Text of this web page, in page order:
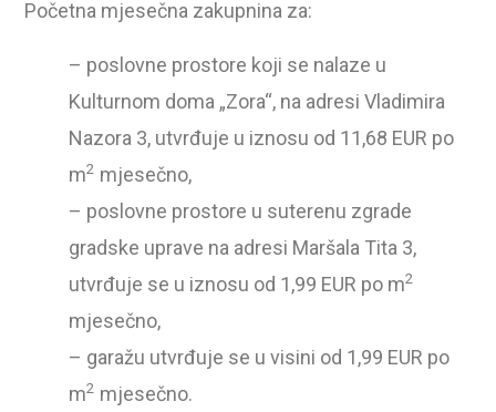
Početna mjesečna zakupnina za:
– poslovne prostore koji se nalaze u
Kulturnom doma „Zora“, na adresi Vladimira
Nazora 3, utvrđuje u iznosu od 11,68 EUR po
m2 mjesečno,
– poslovne prostore u suterenu zgrade
gradske uprave na adresi Maršala Tita 3,
utvrđuje se u iznosu od 1,99 EUR po m2
mjesečno,
– garažu utvrđuje se u visini od 1,99 EUR po
m2 mjesečno.